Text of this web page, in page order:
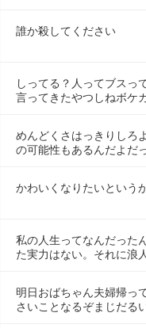
誰か殺してください
しってる？人ってブスっ
言ってきたやつしねボケ
めんどくさはっきりしろ
の可能性もあるんだよだ
かわいくなりたいという
私の人生ってなんだった
た実力はない。それに浪
明日おばちゃん夫婦帰っ
さいことなるぞまじだる